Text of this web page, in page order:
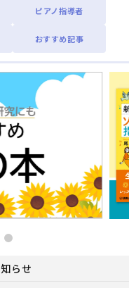
ピアノ指導者
おすすめ記事
らせ